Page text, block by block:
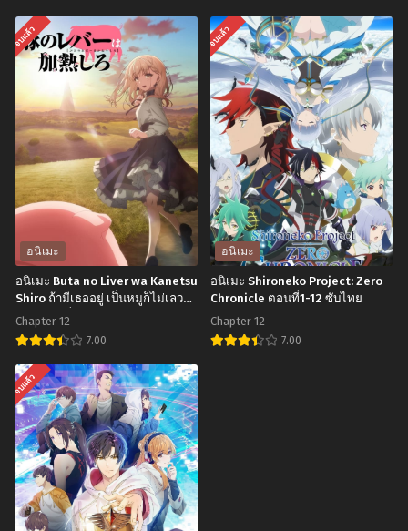
อ
นิ
เมะ
Kanojo
mo
Kanojo
Season
2
จะ
คน
ไหน
ก็
แฟน
สาว
ภาค
2
ตอน
ที่1-
12
ซับ
ไทย
อ
นิ
เมะ
Yakusoku
no
Neverland
(The
Promised
Neverland)
พันธ
สัญญา
เน
เวอร์
แลนด์
จบแล้ว
อนิเมะ
อนิเมะ Buta no Liver wa Kanetsu
Shiro ถ้ามีเธออยู่ เป็นหมูก็ไม่เลวนะ
ครับ ตอนที่1-12 ซับไทย
Chapter 12
7.00
อ
นิ
เมะ
Buta
no
Liver
wa
จบแล้ว
อนิเมะ
อนิเมะ Shironeko Project: Zero
Chronicle ตอนที่1-12 ซับไทย
Chapter 12
7.00
จบแล้ว